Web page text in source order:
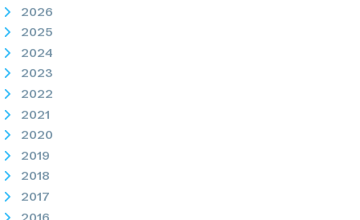
2026
2025
2024
2023
2022
2021
2020
2019
2018
2017
2016